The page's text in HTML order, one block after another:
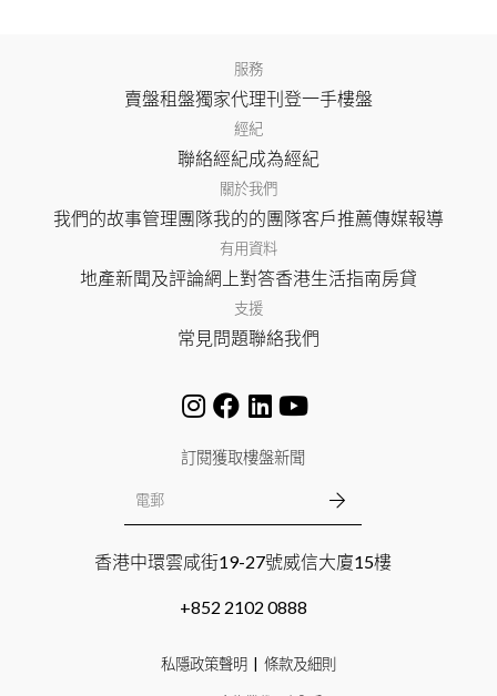
服務
賣盤租盤獨家代理刊登一手樓盤
經紀
聯絡經紀成為經紀
關於我們
我們的故事管理團隊我的的團隊客戶推薦傳媒報導
有用資料
地產新聞及評論網上對答香港生活指南房貸
支援
常見問題聯絡我們
訂閱獲取樓盤新聞
香港中環雲咸街19-27號威信大廈15樓
+852 2102 0888
私隱政策聲明 條款及細則